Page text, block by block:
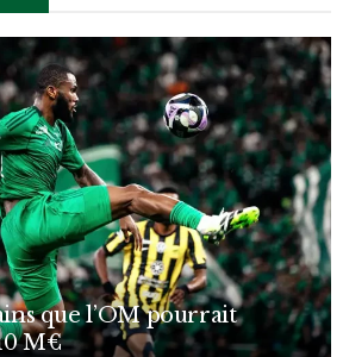
que l’OM pourrait
M€